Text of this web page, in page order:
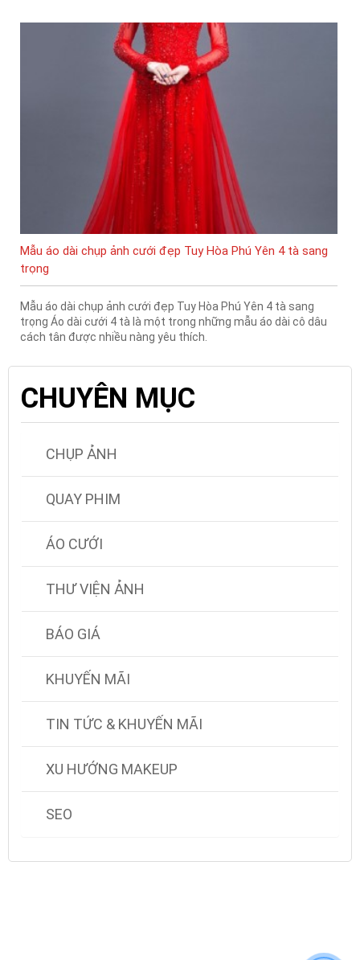
Mẫu áo dài chụp ảnh cưới đẹp Tuy Hòa Phú Yên 4 tà sang
trọng
Mẫu áo dài chụp ảnh cưới đẹp Tuy Hòa Phú Yên 4 tà sang
trọng Áo dài cưới 4 tà là một trong những mẫu áo dài cô dâu
cách tân được nhiều nàng yêu thích.
CHUYÊN MỤC
CHỤP ẢNH
QUAY PHIM
ÁO CƯỚI
THƯ VIỆN ẢNH
BÁO GIÁ
KHUYẾN MÃI
TIN TỨC & KHUYẾN MÃI
XU HƯỚNG MAKEUP
SEO